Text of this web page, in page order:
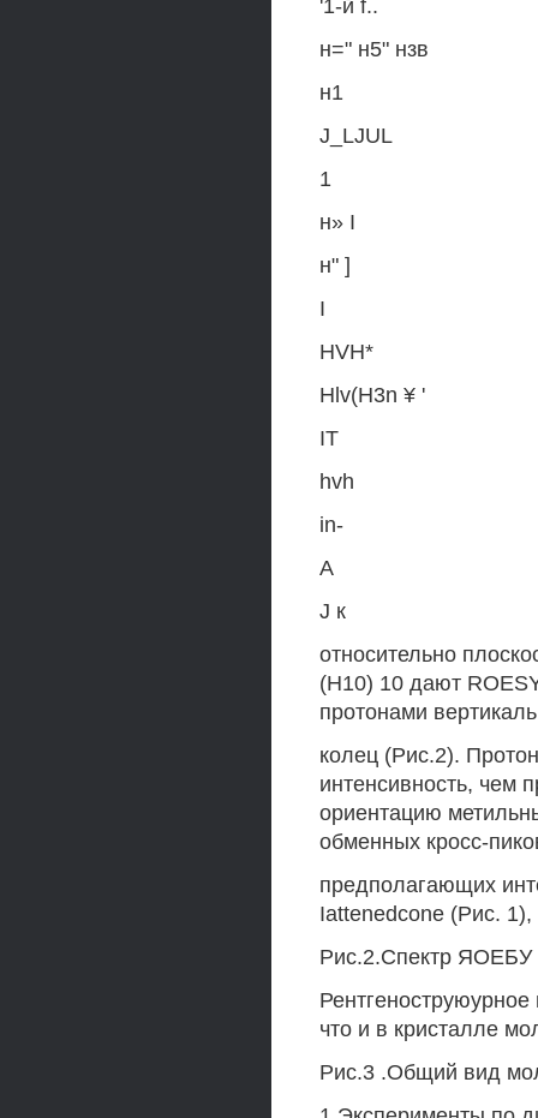
'1-й f..
н=" н5" нзв
н1
J_LJUL
1
н» I
н" ]
I
HVH*
Hlv(H3n ¥ '
IT
hvh
in-
A
J к
относительно
(Н10) 10 дают
протонами
колец (Рис.2).
интенсивность, чем
ориентацию
обменных кросс-
предполагающих
Iattenedcone (Рис. 1),
Рис.2.Спектр ЯОЕБУ
что и в кристалле
Рис.3 .Общий вид